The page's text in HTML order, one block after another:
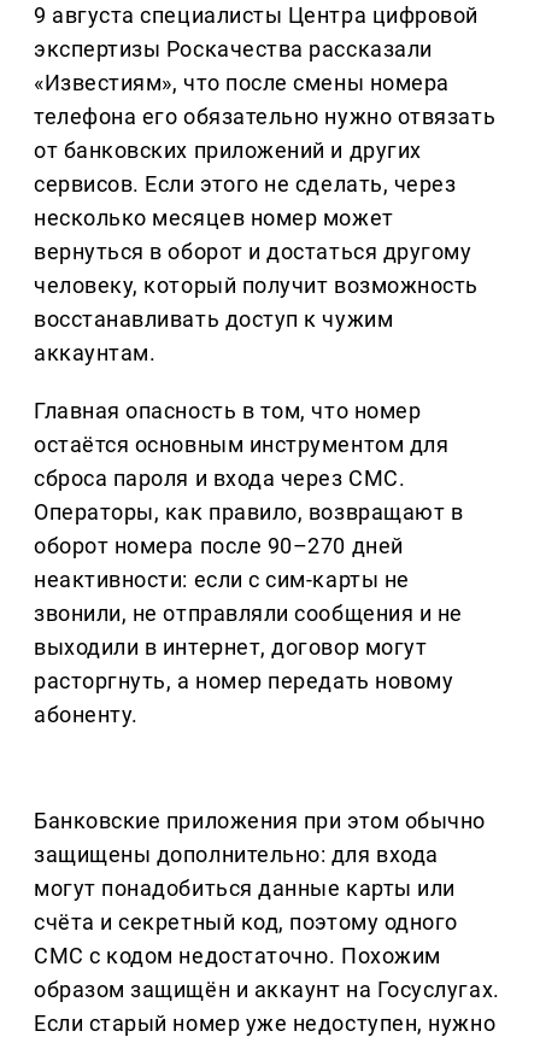
9 августа специалисты Центра цифровой
экспертизы Роскачества рассказали
«Известиям», что после смены номера
телефона его обязательно нужно отвязать
от банковских приложений и других
сервисов. Если этого не сделать, через
несколько месяцев номер может
вернуться в оборот и достаться другому
человеку, который получит возможность
восстанавливать доступ к чужим
аккаунтам.
Главная опасность в том, что номер
остаётся основным инструментом для
сброса пароля и входа через СМС.
Операторы, как правило, возвращают в
оборот номера после 90–270 дней
неактивности: если с сим-карты не
звонили, не отправляли сообщения и не
выходили в интернет, договор могут
расторгнуть, а номер передать новому
абоненту.
Банковские приложения при этом обычно
защищены дополнительно: для входа
могут понадобиться данные карты или
счёта и секретный код, поэтому одного
СМС с кодом недостаточно. Похожим
образом защищён и аккаунт на Госуслугах.
Если старый номер уже недоступен, нужно